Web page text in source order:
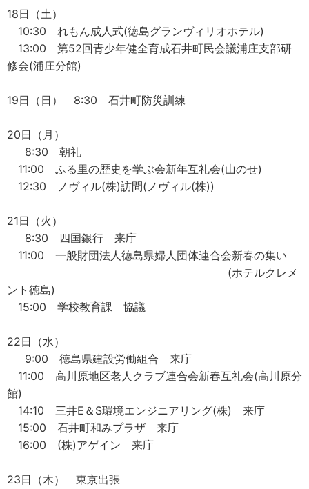
18日（土）
10:30 れもん成人式(徳島グランヴィリオホテル)
13:00 第52回青少年健全育成石井町民会議浦庄支部研
修会(浦庄分館)
19日（日） 8:30 石井町防災訓練
20日（月）
8:30 朝礼
11:00 ふる里の歴史を学ぶ会新年互礼会(山のせ)
12:30 ノヴィル(株)訪問(ノヴィル(株))
21日（火）
8:30 四国銀行 来庁
11:00 一般財団法人徳島県婦人団体連合会新春の集い
(ホテルクレメ
ント徳島)
15:00 学校教育課 協議
22日（水）
9:00 徳島県建設労働組合 来庁
11:00 高川原地区老人クラブ連合会新春互礼会(高川原分
館)
14:10 三井E＆S環境エンジニアリング(株) 来庁
15:00 石井町和みプラザ 来庁
16:00 (株)アゲイン 来庁
23日（木） 東京出張